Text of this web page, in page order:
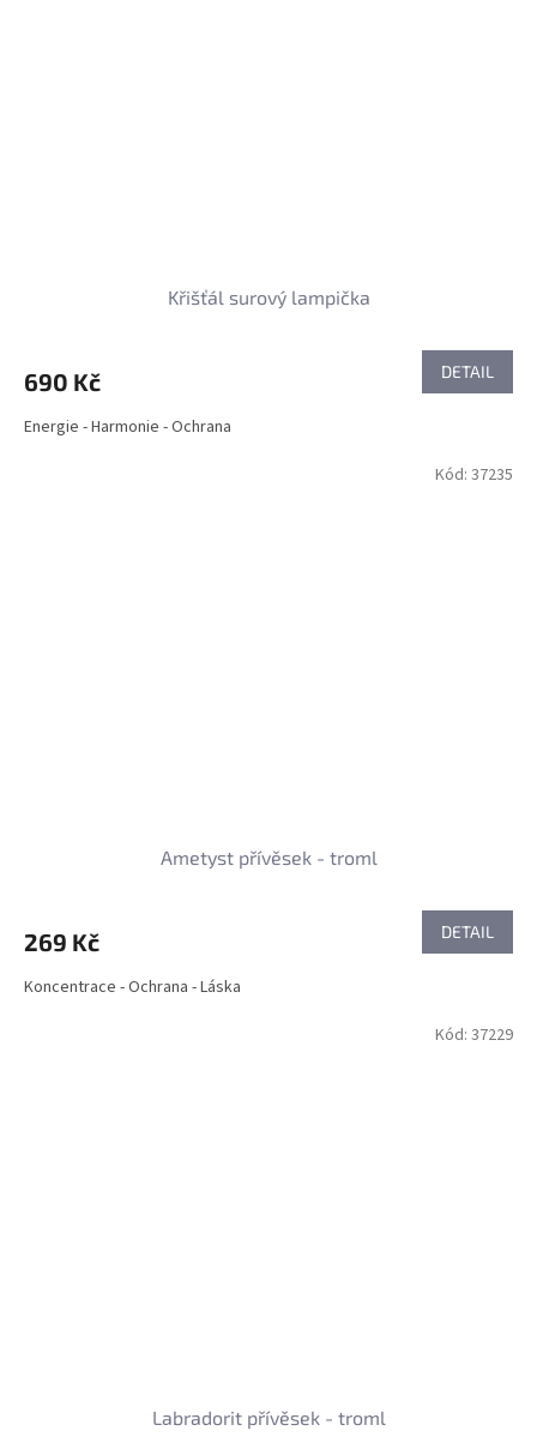
Křišťál surový lampička
690 Kč DETAIL
Energie - Harmonie - Ochrana
Ametyst přívěsek - troml
269 Kč DETAIL
Koncentrace - Ochrana - Láska
Kód: 37235
Labradorit přívěsek - troml
Kód: 37229